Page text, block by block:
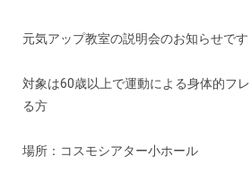
元気アップ教室の説明会のお知らせです
対象は60歳以上で運動による身体的フ
る方
場所：コスモシアター小ホール